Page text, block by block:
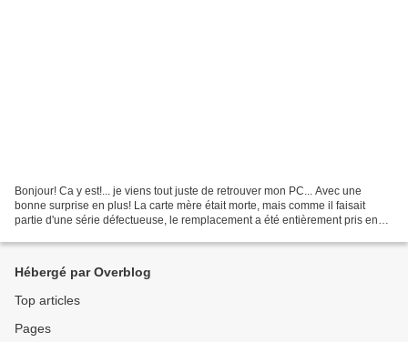
Bonjour! Ca y est!... je viens tout juste de retrouver mon PC... Avec une
bonne surprise en plus! La carte mère était morte, mais comme il faisait
partie d'une série défectueuse, le remplacement a été entièrement pris en
Hébergé par Overblog
Top articles
Pages